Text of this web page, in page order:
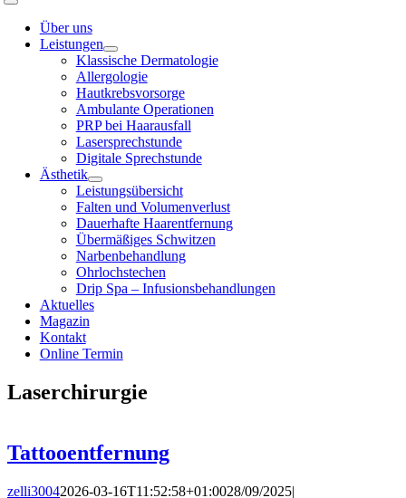
Toggle
NavigationÜber uns
Leistungen
Klassische Dermatologie
Allergologie
Hautkrebsvorsorge
Ambulante Operationen
PRP bei Haarausfall
Lasersprechstunde
Digitale Sprechstunde
Ästhetik
Leistungsübersicht
Falten und Volumenverlust
Dauerhafte Haarentfernung
Übermäßiges Schwitzen
Narbenbehandlung
Ohrlochstechen
Drip Spa – Infusionsbehandlungen
Aktuelles
Magazin
Kontakt
Online Termin
Laserchirurgie
Tattooentfernung
zelli30042026-03-16T11:52:58+01:0028/09/2025|